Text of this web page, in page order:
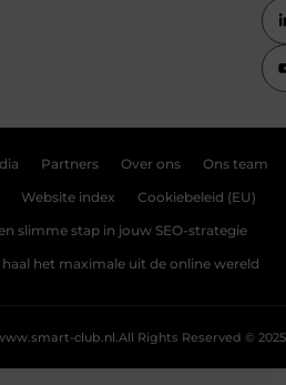
Partners Over ons Ons team
Website index Cookiebeleid (EU)
slimme stap in jouw SEO-strategie
het maximale uit de online wereld
All Rights Reserved © 2025
club.nl.